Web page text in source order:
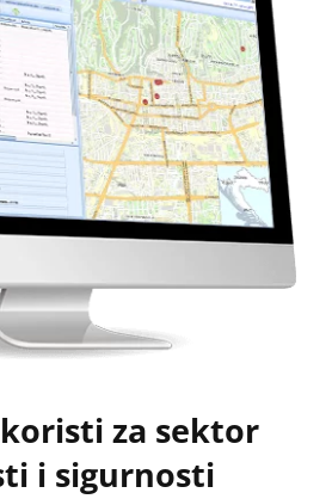
za sektor
i sigurnosti